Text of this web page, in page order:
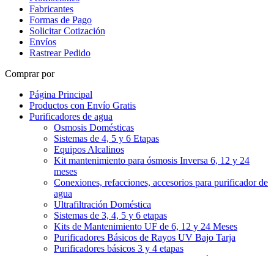
Fabricantes
Formas de Pago
Solicitar Cotización
Envíos
Rastrear Pedido
Comprar por
Página Principal
Productos con Envío Gratis
Purificadores de agua
Osmosis Domésticas
Sistemas de 4, 5 y 6 Etapas
Equipos Alcalinos
Kit mantenimiento para ósmosis Inversa 6, 12 y 24
meses
Conexiones, refacciones, accesorios para purificador de
agua
Ultrafiltración Doméstica
Sistemas de 3, 4, 5 y 6 etapas
Kits de Mantenimiento UF de 6, 12 y 24 Meses
Purificadores Básicos de Rayos UV Bajo Tarja
Purificadores básicos 3 y 4 etapas